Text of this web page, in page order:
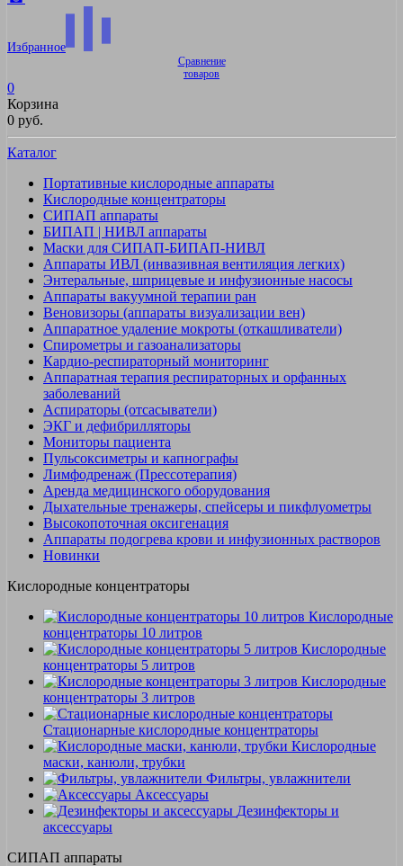
Избранное
Сравнение
товаров
0
Корзина
0 руб.
Каталог
Портативные кислородные аппараты
Кислородные концентраторы
СИПАП аппараты
БИПАП | НИВЛ аппараты
Маски для СИПАП-БИПАП-НИВЛ
Аппараты ИВЛ (инвазивная вентиляция легких)
Энтеральные, шприцевые и инфузионные насосы
Аппараты вакуумной терапии ран
Веновизоры (аппараты визуализации вен)
Аппаратное удаление мокроты (откашливатели)
Спирометры и газоанализаторы
Кардио-респираторный мониторинг
Аппаратная терапия респираторных и орфанных
заболеваний
Аспираторы (отсасыватели)
ЭКГ и дефибрилляторы
Мониторы пациента
Пульсоксиметры и капнографы
Лимфодренаж (Прессотерапия)
Аренда медицинского оборудования
Дыхательные тренажеры, спейсеры и пикфлуометры
Высокопоточная оксигенация
Аппараты подогрева крови и инфузионных растворов
Новинки
Кислородные концентраторы
Кислородные
концентраторы 10 литров
Кислородные
концентраторы 5 литров
Кислородные
концентраторы 3 литров
Стационарные кислородные концентраторы
Кислородные
маски, канюли, трубки
Фильтры, увлажнители
Аксессуары
Дезинфекторы и
аксессуары
СИПАП аппараты